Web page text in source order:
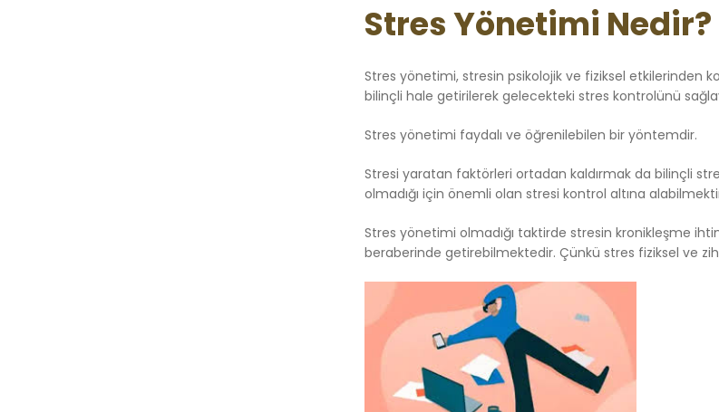
Stres Yönetimi Nedir?
Stres yönetimi, stresin psikolojik ve fiziksel etkilerinden
bilinçli hale getirilerek gelecekteki stres kontrolünü
Stres yönetimi faydalı ve öğrenilebilen bir yöntemdir.
Stresi yaratan faktörleri ortadan kaldırmak da bilinçli
olmadığı için önemli olan stresi kontrol altına
Stres yönetimi olmadığı taktirde stresin kronikleşme
beraberinde getirebilmektedir. Çünkü stres fiziksel ve